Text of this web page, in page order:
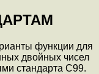
функции для
двойных чисел
стандарта C99.